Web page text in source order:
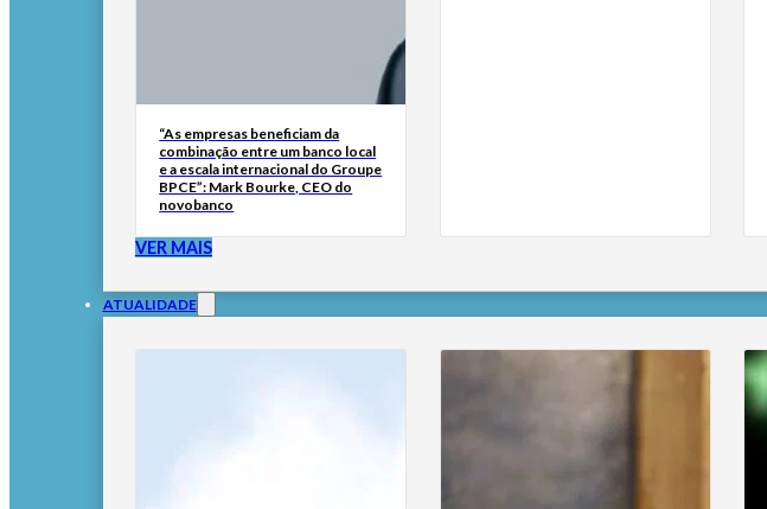
“As empresas beneficiam da
combinação entre um banco local
e a escala internacional do Groupe
BPCE”: Mark Bourke, CEO do
novobanco
VER MAIS
ATUALIDADE